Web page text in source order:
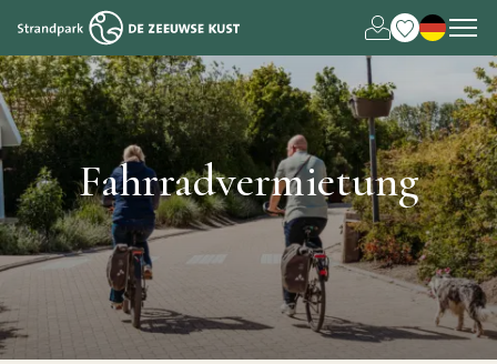
English
Fahrradvermietung